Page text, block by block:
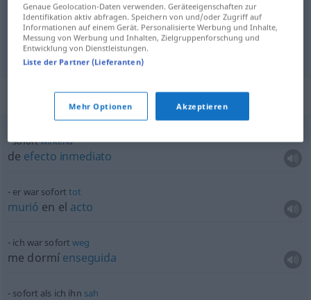
en elacto sofort
Beispielsätze für "sofort"
sofortwirkend
de efecto inmediato
er war soforttot
murió en el acto
ich war sofortweg
me dormí enseguida
sofort als ich ihn sah
Genaue Geolocation-Daten verwenden. Geräteeigenschaften zur
Identifikation aktiv abfragen. Speichern von und/oder Zugriff auf
Informationen auf einem Gerät. Personalisierte Werbung und Inhalte,
Messung von Werbung und Inhalten, Zielgruppenforschung und
Entwicklung von Dienstleistungen.
Liste der Partner (Lieferanten)
Mehr Optionen Akzeptieren